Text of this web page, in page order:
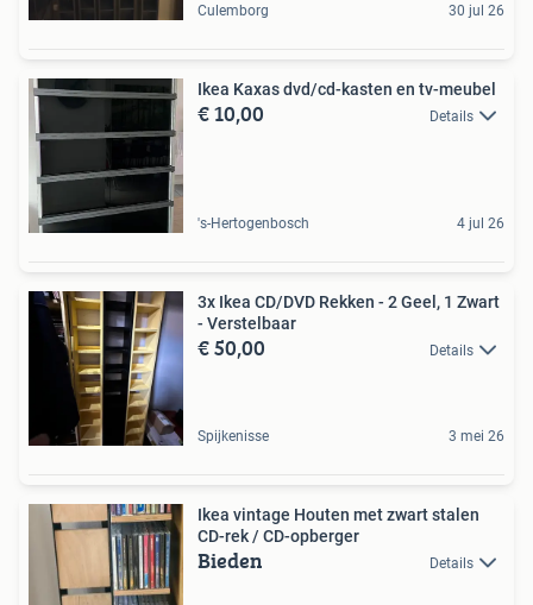
Culemborg 30 jul 26
Ikea Kaxas dvd/cd-kasten en tv-meubel
€ 10,00 Details
's-Hertogenbosch 4 jul 26
3x Ikea CD/DVD Rekken - 2 Geel, 1 Zwart
- Verstelbaar
€ 50,00 Details
Spijkenisse 3 mei 26
Ikea vintage Houten met zwart stalen
CD-rek / CD-opberger
Bieden Details